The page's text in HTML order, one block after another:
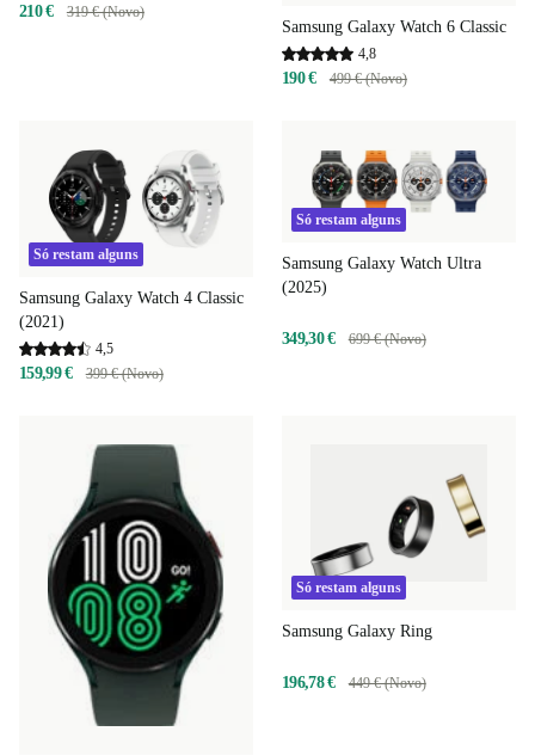
210 € 319 € (Novo)
Samsung Galaxy Watch 6 Classic
4,8
190 € 499 € (Novo)
Só restam alguns
Samsung Galaxy Watch 4 Classic
(2021)
4,5
159,99 € 399 € (Novo)
Só restam alguns
Samsung Galaxy Watch Ultra
(2025)
349,30 € 699 € (Novo)
Só restam alguns
Samsung Galaxy Ring
196,78 € 449 € (Novo)